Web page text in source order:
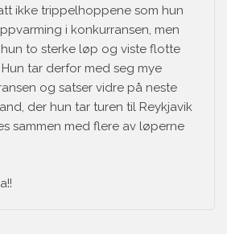
ikke trippelhoppene som hun
i konkurransen, men
to sterke løp og viste flotte
tar derfor med seg mye
og satser vidre på neste
der hun tar turen til Reykjavik
sammen med flere av løperne